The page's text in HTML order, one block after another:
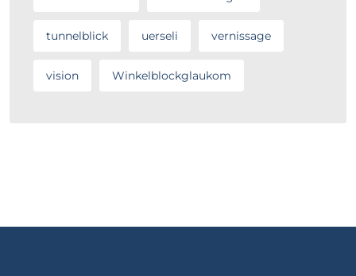
tunnelblick uerseli vernissage
vision Winkelblockglaukom